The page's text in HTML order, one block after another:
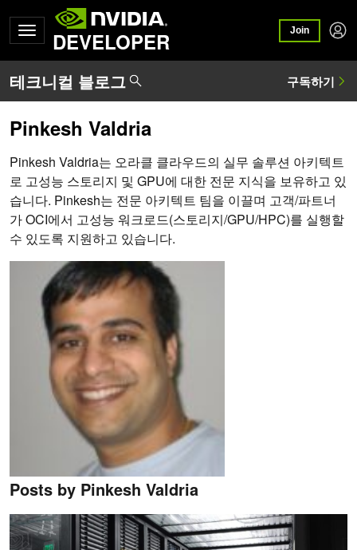
DEVELOPER Join
Pinkesh Valdria
Pinkesh Valdria는 오라클 클라우드의 실무 솔루션 아키텍트
로 고성능 스토리지 및 GPU에 대한 전문 지식을 보유하고 있
습니다. Pinkesh는 전문 아키텍트 팀을 이끌며 고객/파트너
가 OCI에서 고성능 워크로드(스토리지/GPU/HPC)를 실행할
수 있도록 지원하고 있습니다.
Posts by Pinkesh Valdria